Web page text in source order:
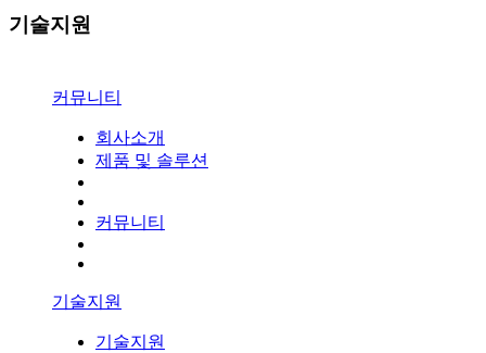
기술지원
커뮤니티
회사소개
제품 및 솔루션
커뮤니티
기술지원
기술지원